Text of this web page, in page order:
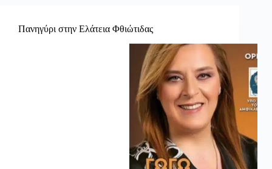
Πανηγύρι στην Ελάτεια Φθιώτιδας